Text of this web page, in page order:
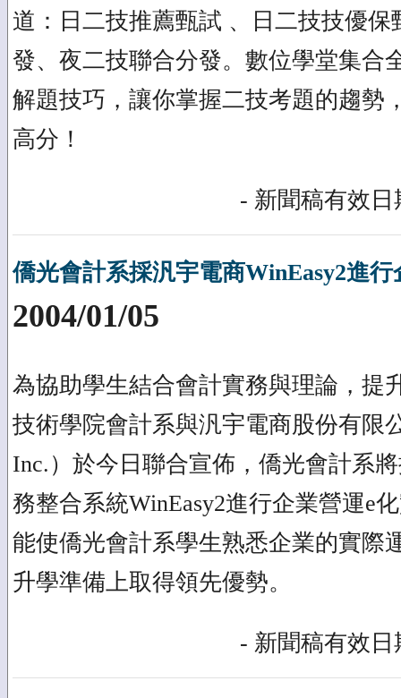
道：日二技推薦甄試 、日二技技優保
發、夜二技聯合分發。數位學堂集合
解題技巧，讓你掌握二技考題的趨勢
高分！
- 新聞稿有效日
僑光會計系採汎宇電商WinEasy2進
2004/01/05
為協助學生結合會計實務與理論，提
技術學院會計系與汎宇電商股份有限
Inc.）於今日聯合宣佈，僑光會計系
務整合系統WinEasy2進行企業營運e
能使僑光會計系學生熟悉企業的實際
升學準備上取得領先優勢。
- 新聞稿有效日